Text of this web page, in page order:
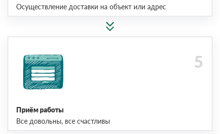
Осуществление доставки на объект или адрес
Приём работы
Все довольны, все счастливы